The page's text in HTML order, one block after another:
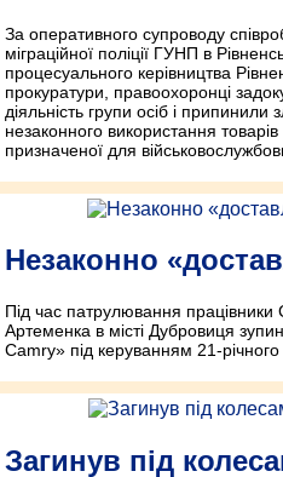
За оперативного супроводу
міграційної поліції ГУНП в
процесуального керівництва
прокуратури, право­охоронці
діяльність групи осіб і припинили
незаконного використання
призначеної для
Незаконно
Під час патрулювання
Артеменка в місті Дубровиця
Camry» під керуванням 21-
Загинув під